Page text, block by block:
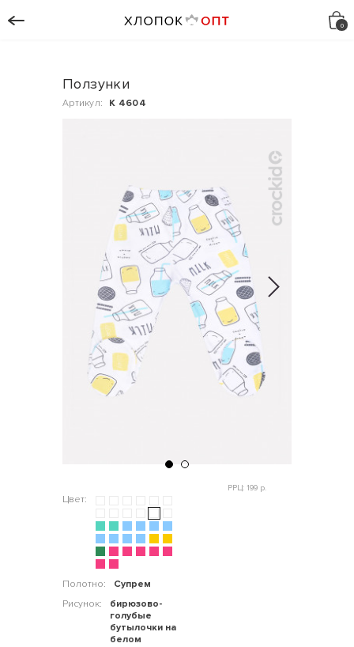
Ползунки
Артикул: К 4604
Цвет:
Полотно:
Супрем
Рисунок:
бирюзово-
голубые
бутылочки на
белом
РРЦ: 199 р.